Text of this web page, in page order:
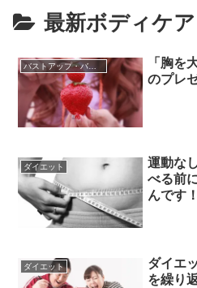
最新ボディケア
バストアップ・バストトップ
「胸を
のプレ
ダイエット
運動な
べる前
んです！
ダイエット
ダイエ
を繰り